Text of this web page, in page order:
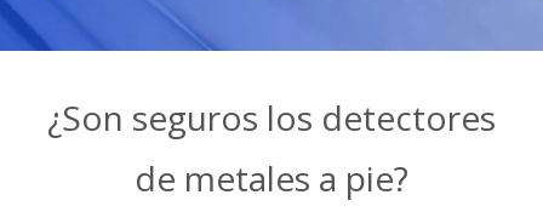
¿Son seguros los detectores
de metales a pie?